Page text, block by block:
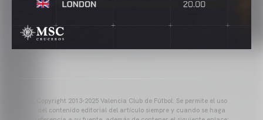
Copyright 2013-2025 Valencia Club de Fútbol. Se permite el uso
del contenido editorial del artículo siempre y cuando se haga